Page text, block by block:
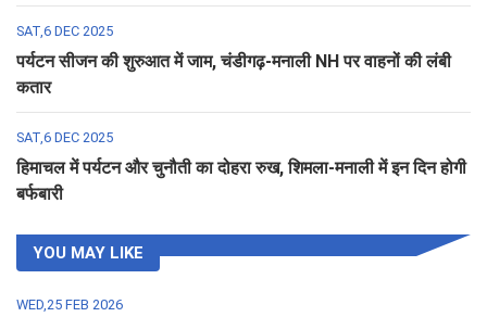
SAT,6 DEC 2025
पर्यटन सीजन की शुरुआत में जाम, चंडीगढ़-मनाली NH पर वाहनों की लंबी
कतार
SAT,6 DEC 2025
हिमाचल में पर्यटन और चुनौती का दोहरा रुख, शिमला-मनाली में इन दिन होगी
बर्फबारी
YOU MAY LIKE
WED,25 FEB 2026